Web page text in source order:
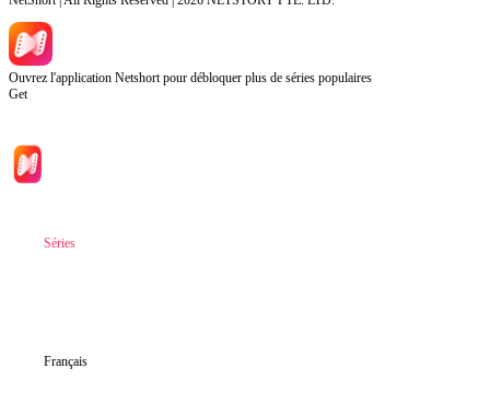
Ouvrez l'application Netshort pour débloquer plus de séries populaires
Get
Séries
Français